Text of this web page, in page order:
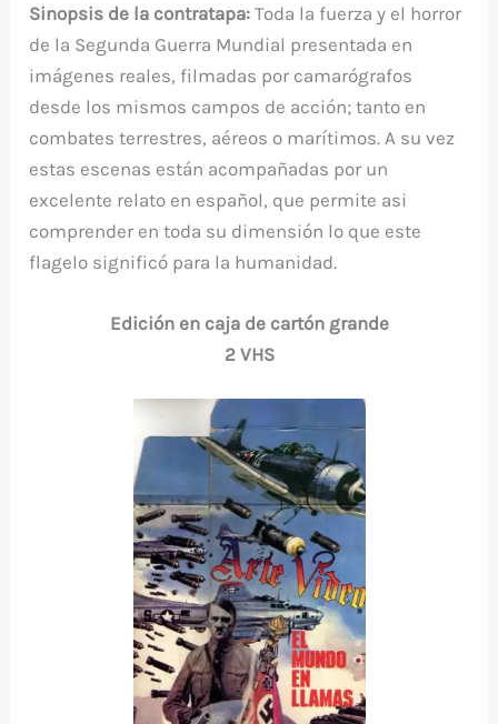
Sinopsis de la contratapa:Toda la fuerza y el horror
de la Segunda Guerra Mundial presentada en
imágenes reales, filmadas por camarógrafos
desde los mismos campos de acción; tanto en
combates terrestres, aéreos o marítimos. A su vez
estas escenas están acompañadas por un
excelente relato en español, que permite asi
comprender en toda su dimensión lo que este
flagelo significó para la humanidad.
Edición en caja de cartón grande
2 VHS